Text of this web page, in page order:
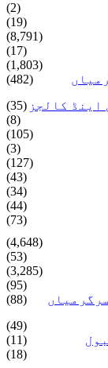
(2)
(19)
(8,791)
(17)
(1,803)
(482)
اینڈ کالجز (35)
(8)
(105)
(3)
(127)
(43)
(34)
(44)
(73)
(4,648)
(53)
(3,285)
(95)
(88)
(49)
(11)
(18)